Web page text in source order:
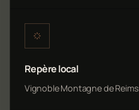
Repère local
Vignoble Montagne de Reims